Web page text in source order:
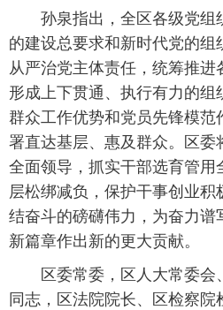
孙泉指出，全区各级党组
的建设总要求和新时代党的组
从严治党主体责任，统筹推进
形成上下贯通、执行有力的组
群众工作优势和党员先锋模范
署直达基层、惠及群众。区委
全面领导，抓实干部选育管用
层松绑减负，保护干事创业积
结奋斗的磅礴伟力，为奋力谱
新篇章作出新的更大贡献。
区委常委，区人大常委会
同志，区法院院长、区检察